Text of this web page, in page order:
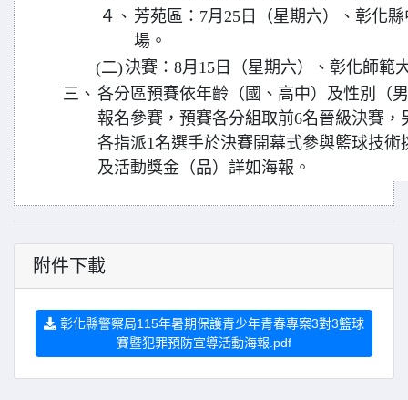
４、 芳苑區：7月25日（星期六）、彰化
場。
(二)決賽：8月15日（星期六）、彰化師範
三、 各分區預賽依年齡（國、高中）及性別（
報名參賽，預賽各分組取前6名晉級決賽
各指派1名選手於決賽開幕式參與籃球技
及活動獎金（品）詳如海報。
附件下載
彰化縣警察局115年暑期保護青少年青春專案3對3籃球
賽暨犯罪預防宣導活動海報.pdf